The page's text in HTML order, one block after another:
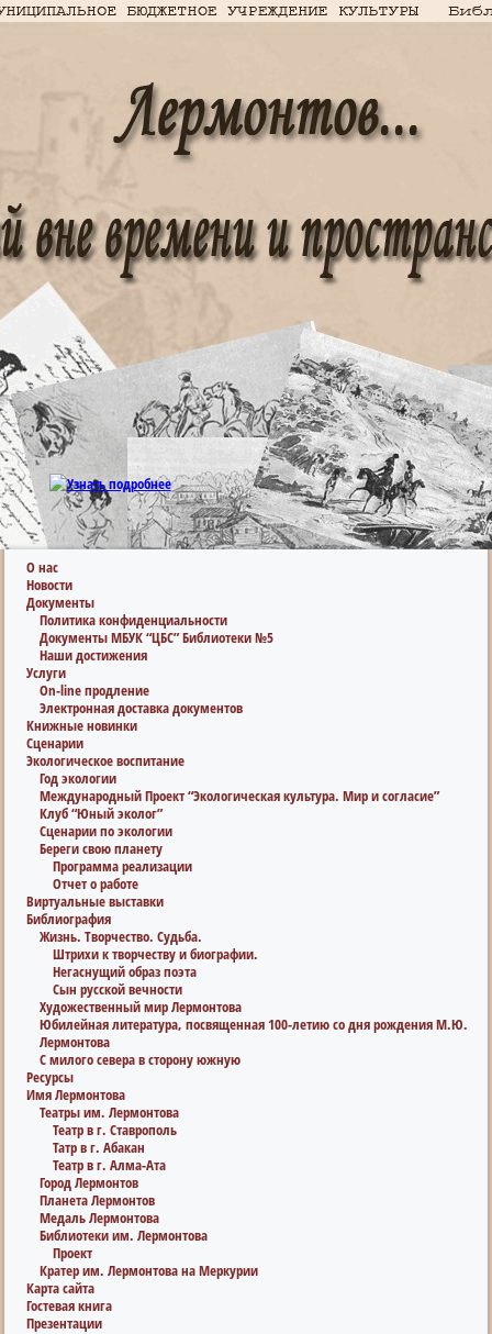
О нас
Новости
Документы
Политика конфиденциальности
Документы МБУК “ЦБС” Библиотеки №5
Наши достижения
Услуги
On-line продление
Электронная доставка документов
Книжные новинки
Сценарии
Экологическое воспитание
Год экологии
Международный Проект “Экологическая культура. Мир и согласие”
Клуб “Юный эколог”
Сценарии по экологии
Береги свою планету
Программа реализации
Отчет о работе
Виртуальные выставки
Библиография
Жизнь. Творчество. Судьба.
Штрихи к творчеству и биографии.
Негаснущий образ поэта
Сын русской вечности
Художественный мир Лермонтова
Юбилейная литература, посвященная 100-летию со дня рождения М.Ю.
Лермонтова
С милого севера в сторону южную
Ресурсы
Имя Лермонтова
Театры им. Лермонтова
Театр в г. Ставрополь
Татр в г. Абакан
Театр в г. Алма-Ата
Город Лермонтов
Планета Лермонтов
Медаль Лермонтова
Библиотеки им. Лермонтова
Проект
Кратер им. Лермонтова на Меркурии
Карта сайта
Гостевая книга
Презентации